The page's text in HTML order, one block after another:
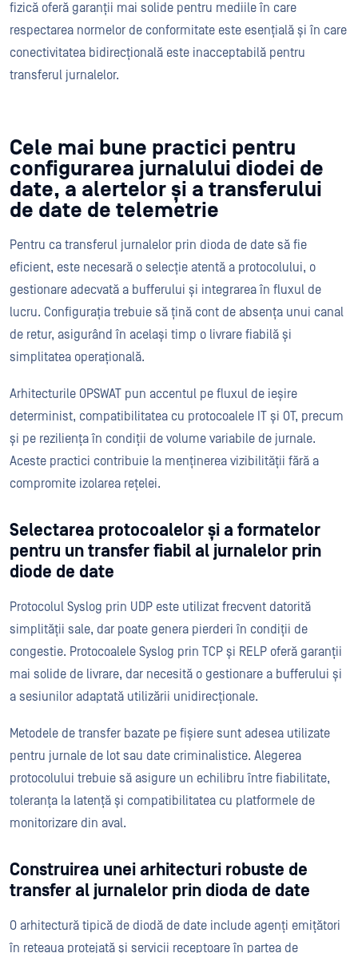
fizică oferă garanții mai solide pentru mediile în care
respectarea normelor de conformitate este esențială și în care
conectivitatea bidirecțională este inacceptabilă pentru
transferul jurnalelor.
Cele mai bune practici pentru
configurarea jurnalului diodei de
date, a alertelor și a transferului
de date de telemetrie
Pentru ca transferul jurnalelor prin dioda de date să fie
eficient, este necesară o selecție atentă a protocolului, o
gestionare adecvată a bufferului și integrarea în fluxul de
lucru. Configurația trebuie să țină cont de absența unui canal
de retur, asigurând în același timp o livrare fiabilă și
simplitatea operațională.
Arhitecturile OPSWAT pun accentul pe fluxul de ieșire
determinist, compatibilitatea cu protocoalele IT și OT, precum
și pe reziliența în condiții de volume variabile de jurnale.
Aceste practici contribuie la menținerea vizibilității fără a
compromite izolarea rețelei.
Selectarea protocoalelor și a formatelor
pentru un transfer fiabil al jurnalelor prin
diode de date
Protocolul Syslog prin UDP este utilizat frecvent datorită
simplității sale, dar poate genera pierderi în condiții de
congestie. Protocoalele Syslog prin TCP și RELP oferă garanții
mai solide de livrare, dar necesită o gestionare a bufferului și
a sesiunilor adaptată utilizării unidirecționale.
Metodele de transfer bazate pe fișiere sunt adesea utilizate
pentru jurnale de lot sau date criminalistice. Alegerea
protocolului trebuie să asigure un echilibru între fiabilitate,
toleranța la latență și compatibilitatea cu platformele de
monitorizare din aval.
Construirea unei arhitecturi robuste de
transfer al jurnalelor prin dioda de date
O arhitectură tipică de diodă de date include agenți emițători
în rețeaua protejată și servicii receptoare în partea de